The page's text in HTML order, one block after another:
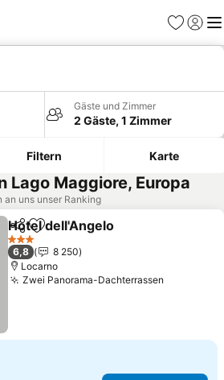
Favoriten
Gäste und Zimmer
2 Gäste, 1 Zimmer
Filtern Karte
Lago Maggiore, Europa
an uns unser Ranking
TeilenZu Favoriten hinzufügen
Hotel dell'Angelo
3 Sterne
6,8
8 250
Locarno
Zwei Panorama-Dachterrassen